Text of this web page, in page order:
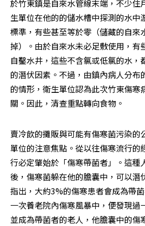
於竹東鎮是自來水管線末端，不少住
生單位在他的的儲水槽中探測的水中
標準，有些甚至等於零（儲藏的自來
掉）。由於自來水未必足敷使用，有
自鑿水井，這些不含氯或低氯的水，
的潛伏因素。不過，由鎮內病人分布
的情形，衛生單位認為此次竹東傷寒
關。因此，清查重點轉向食物。
賣冷飲的攤販與可能有傷寒菌污染的
單位的注意焦點。從以往傷寒流行的
行必定肇始於「傷寒帶菌者」。這種
後，傷寒菌躲在他的膽囊中，可以潛
指出，大約3%的傷寒患者會成為帶
一次養老院內傷寒風暴中，便發現過
並成為帶菌者的老人，他膽囊中的傷